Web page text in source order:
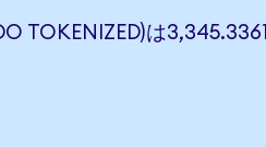
TOKENIZED)は3,345.3361